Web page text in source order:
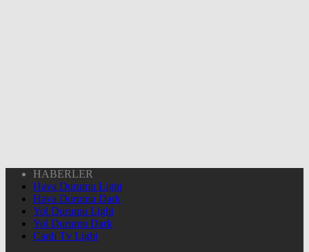
HABERLER
Hava Durumu Light
Hava Durumu Dark
Yol Durumu Light
Yol Durumu Dark
Canlı Tv Light